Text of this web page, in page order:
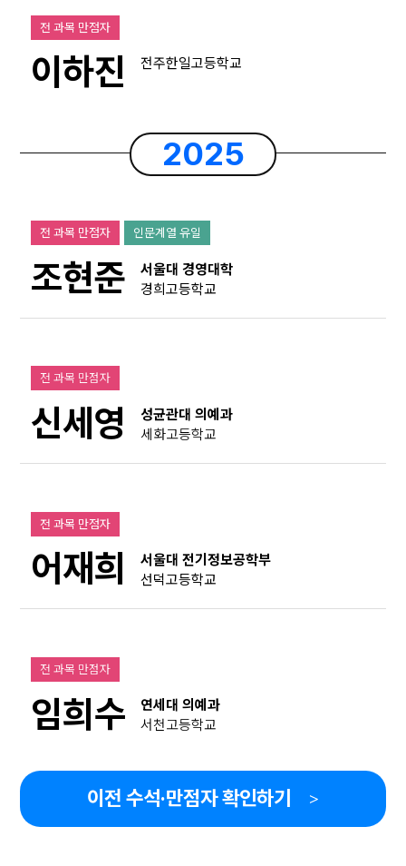
전 과목 만점자
이하진 전주한일고등학교
2025
전 과목 만점자 인문계열 유일
조현준
서울대 경영대학
경희고등학교
전 과목 만점자
신세영
성균관대 의예과
세화고등학교
전 과목 만점자
어재희
서울대 전기정보공학부
선덕고등학교
전 과목 만점자
임희수
연세대 의예과
서천고등학교
이전 수석·만점자 확인하기 >